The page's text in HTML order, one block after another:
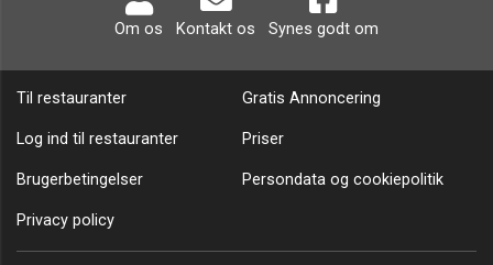
Om os Kontakt os Synes godt om
Til restauranter Gratis Annoncering
Log ind til restauranter Priser
Brugerbetingelser Persondata og cookiepolitik
Privacy policy